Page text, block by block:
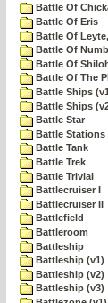
Battle Of
Battle Of Eris
Battle Of
Battle Of
Battle Of
Battle Of The
Battle Ships
Battle Ships
Battle Star
Battle Stations
Battle Tank
Battle Trek
Battle Trivial
Battlecruiser I
Battlecruiser II
Battlefield
Battleroom
Battleship
Battleship (v1)
Battleship (v2)
Battleship (v3)